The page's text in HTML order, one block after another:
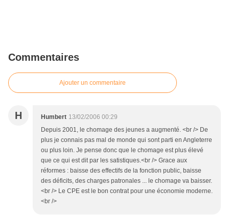
Commentaires
Ajouter un commentaire
H Humbert 13/02/2006 00:29
Depuis 2001, le chomage des jeunes a augmenté. <br /> De
plus je connais pas mal de monde qui sont parti en Angleterre
ou plus loin. Je pense donc que le chomage est plus élevé
que ce qui est dit par les satistiques.<br /> Grace aux
réformes : baisse des effectifs de la fonction public, baisse
des déficits, des charges patronales ... le chomage va baisser.
<br /> Le CPE est le bon contrat pour une économie moderne.
<br />